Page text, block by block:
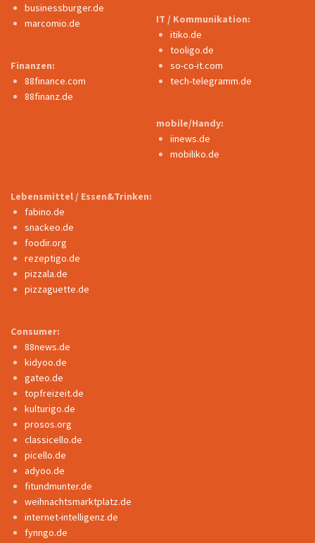
businessburger.de
marcomio.de
Finanzen:
88finance.com
88finanz.de
IT / Kommunikation:
itiko.de
tooligo.de
so-co-it.com
tech-telegramm.de
mobile/Handy:
iinews.de
mobiliko.de
Lebensmittel / Essen&Trinken:
fabino.de
snackeo.de
foodir.org
rezeptigo.de
pizzala.de
pizzaguette.de
Consumer:
88news.de
kidyoo.de
gateo.de
topfreizeit.de
kulturigo.de
prosos.org
classicello.de
picello.de
adyoo.de
fitundmunter.de
weihnachtsmarktplatz.de
internet-intelligenz.de
fynngo.de